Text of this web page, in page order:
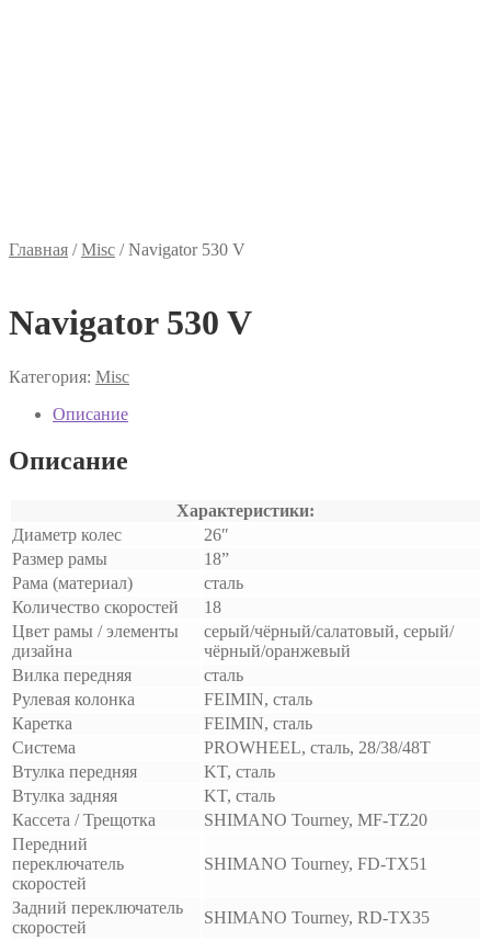
Главная /Misc /Navigator 530 V
Navigator 530 V
Категория: Misc
Описание
Описание
Характеристики:
Диаметр колес
26″
Размер рамы
18”
Рама (материал)
сталь
Количество скоростей
18
Цвет рамы / элементы
дизайна
серый/чёрный/салатовый, серый/
чёрный/оранжевый
Вилка передняя
сталь
Рулевая колонка
FEIMIN, сталь
Каретка
FEIMIN, сталь
Система
PROWHEEL, сталь, 28/38/48T
Втулка передняя
KT, сталь
Втулка задняя
KT, сталь
Кассета / Трещотка
SHIMANO Tourney, MF-TZ20
Передний
переключатель
скоростей
SHIMANO Tourney, FD-TX51
Задний переключатель
скоростей
SHIMANO Tourney, RD-TX35